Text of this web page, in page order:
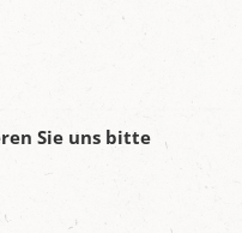
Sie uns bitte